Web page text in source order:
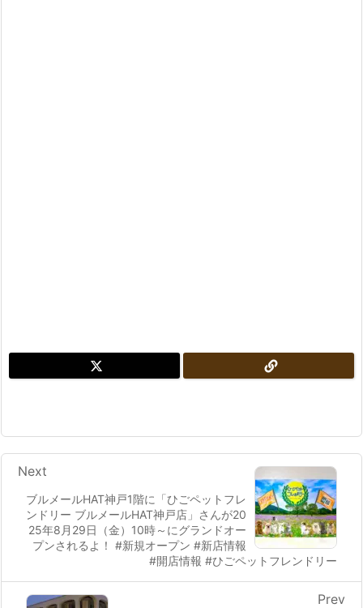
ブルメールHAT神戸1階に「ひごペットフレ
ンドリー ブルメールHAT神戸店」さんが20
25年8月29日（金）10時～にグランドオー
プンされるよ！ #新規オープン #新店情報
#開店情報 #ひごペットフレンドリー
Next
Prev